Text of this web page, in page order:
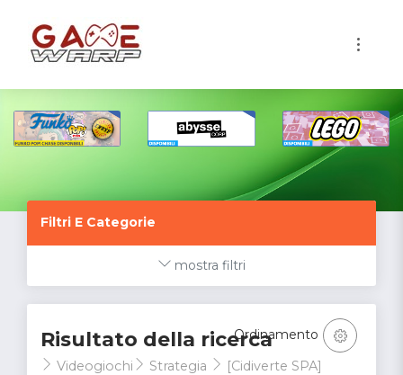
Filtri E Categorie
mostra filtri
Risultato della ricerca
Videogiochi Strategia [Cidiverte SPA]
Ordinamento